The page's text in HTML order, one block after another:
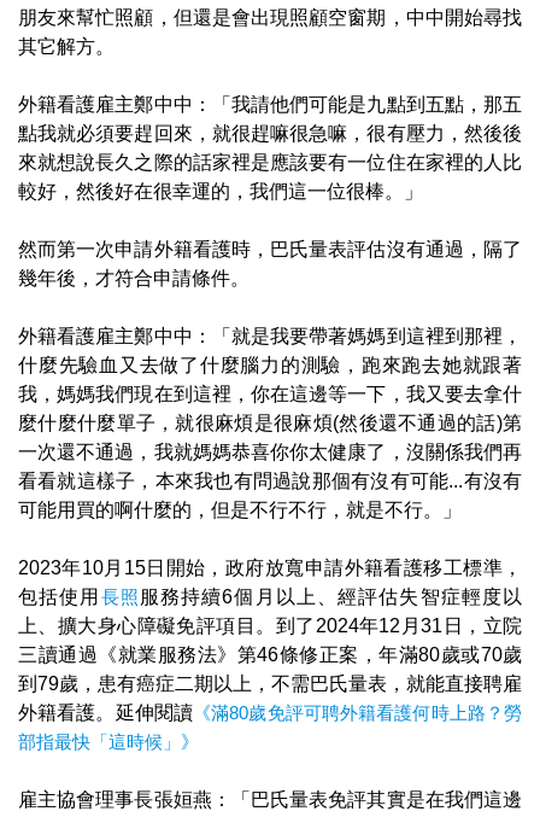
朋友來幫忙照顧，但還是會出現照顧空窗期，中中開始尋找
其它解方。
外籍看護雇主鄭中中：「我請他們可能是九點到五點，那五
點我就必須要趕回來，就很趕嘛很急嘛，很有壓力，然後後
來就想說長久之際的話家裡是應該要有一位住在家裡的人比
較好，然後好在很幸運的，我們這一位很棒。」
然而第一次申請外籍看護時，巴氏量表評估沒有通過，隔了
幾年後，才符合申請條件。
外籍看護雇主鄭中中：「就是我要帶著媽媽到這裡到那裡，
什麼先驗血又去做了什麼腦力的測驗，跑來跑去她就跟著
我，媽媽我們現在到這裡，你在這邊等一下，我又要去拿什
麼什麼什麼單子，就很麻煩是很麻煩(然後還不通過的話)第
一次還不通過，我就媽媽恭喜你你太健康了，沒關係我們再
看看就這樣子，本來我也有問過說那個有沒有可能...有沒有
可能用買的啊什麼的，但是不行不行，就是不行。」
2023年10月15日開始，政府放寬申請外籍看護移工標準，
包括使用 長照 服務持續6個月以上、經評估失智症輕度以
上、擴大身心障礙免評項目。到了2024年12月31日，立院
三讀通過《就業服務法》第46條修正案，年滿80歲或70歲
到79歲，患有癌症二期以上，不需巴氏量表，就能直接聘雇
外籍看護。延伸閱讀 《滿80歲免評可聘外籍看護何時上路？勞
部指最快「這時候」》
雇主協會理事長張姮燕：「巴氏量表免評其實是在我們這邊